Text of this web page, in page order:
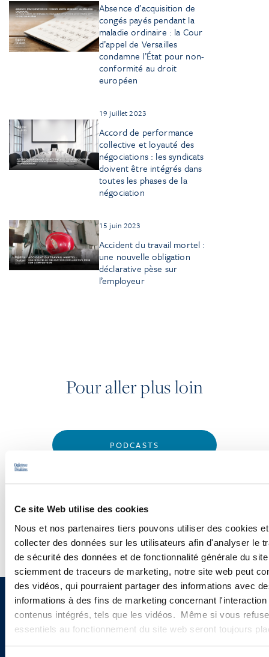
Ce site Web utilise des cookies
Nous et nos partenaires tiers pouvons utiliser des cookies
collecter des données sur les utilisateurs afin d'analyser le
de sécurité des données et de fonctionnalité générale du
sciemment de traceurs de marketing, notre site web peut
des vidéos, qui pourraient partager des informations avec
informations à des fins de marketing concernant
contenus intégrés, tels que les vidéos. Même si vous
essentiels au fonctionnement du site web seront toujours
Absence d’acquisition de
congés payés pendant la
maladie ordinaire : la Cour
d’appel de Versailles
condamne l’État pour non-
conformité au droit
européen
19 juillet 2023
Accord de performance
collective et loyauté des
négociations : les syndicats
doivent être intégrés dans
toutes les phases de la
négociation
15 juin 2023
Accident du travail mortel :
une nouvelle obligation
déclarative pèse sur
l’employeur
Pour aller plus loin
PODCASTS
WEBINAIRES
Vous souhaitez recevoir nos
newsletters, informations et